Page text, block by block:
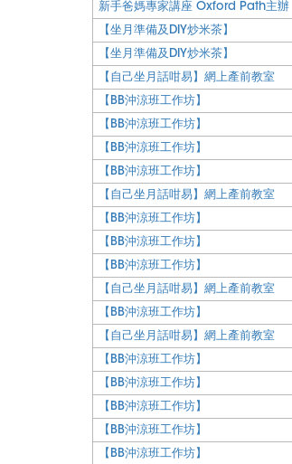
新手爸媽專家講座 Oxford Path主辦
【坐月準備及DIY炒米茶】
【坐月準備及DIY炒米茶】
【自己坐月話咁易】網上產前教室
【BB沖涼班工作坊】
【BB沖涼班工作坊】
【BB沖涼班工作坊】
【BB沖涼班工作坊】
【自己坐月話咁易】網上產前教室
【BB沖涼班工作坊】
【BB沖涼班工作坊】
【BB沖涼班工作坊】
【自己坐月話咁易】網上產前教室
【BB沖涼班工作坊】
【自己坐月話咁易】網上產前教室
【BB沖涼班工作坊】
【BB沖涼班工作坊】
【BB沖涼班工作坊】
【BB沖涼班工作坊】
【BB沖涼班工作坊】